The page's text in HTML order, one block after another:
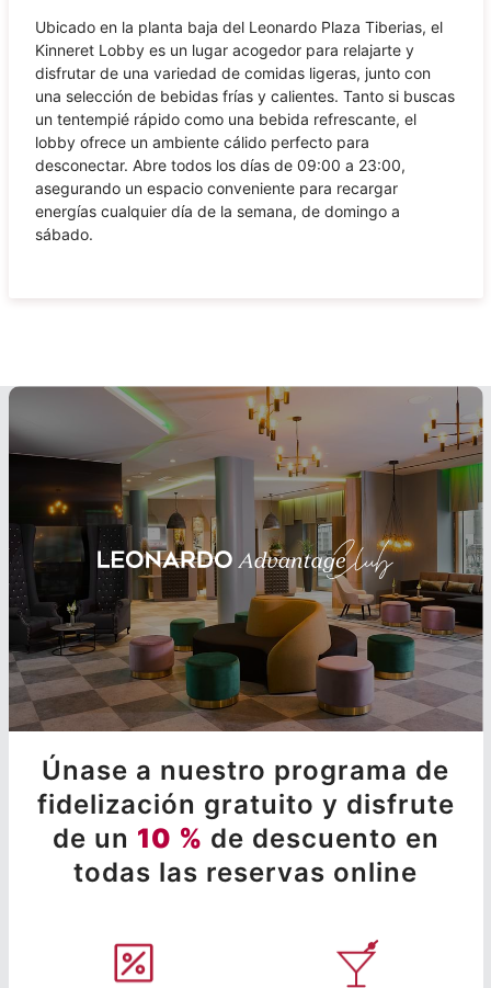
Ubicado en la planta baja del Leonardo Plaza Tiberias, el
Kinneret Lobby es un lugar acogedor para relajarte y
disfrutar de una variedad de comidas ligeras, junto con
una selección de bebidas frías y calientes. Tanto si buscas
un tentempié rápido como una bebida refrescante, el
lobby ofrece un ambiente cálido perfecto para
desconectar. Abre todos los días de 09:00 a 23:00,
asegurando un espacio conveniente para recargar
energías cualquier día de la semana, de domingo a
sábado.
Únase a nuestro programa de
fidelización gratuito y disfrute
de un 10 % de descuento en
todas las reservas online